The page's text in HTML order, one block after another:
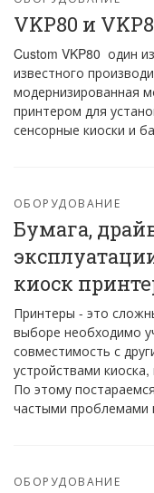
VKP80 и
Custom VKP80 один
известного
модернизированная
принтером для
сенсорные киоски и
ОБОРУДОВАНИЕ
Бумага,
киоск
Принтеры - это
выборе необходимо
совместимость с
устройствами
По этому
частыми проблемами
ОБОРУДОВАНИЕ